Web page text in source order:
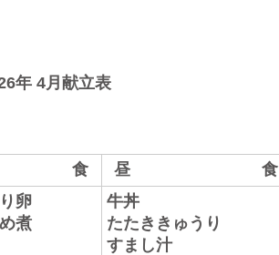
年4月献立表
食 昼 食
卵
め煮
牛丼
たたききゅうり
すまし汁